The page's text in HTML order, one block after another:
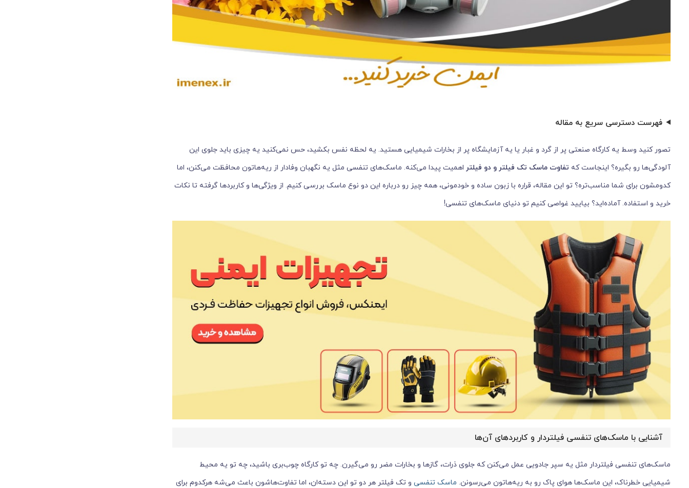
فهرست دسترسی سریع به مقاله
تصور کنید وسط یه کارگاه صنعتی پر از گرد و غبار یا یه آزمایشگاه پر از بخارات شیمیایی هستید. یه لحظه نفس بکشید، حس نمی‌کنید یه چیزی باید جلوی این
آلودگی‌ها رو بگیره؟ اینجاست که تفاوت ماسک تک فیلتر و دو فیلتر اهمیت پیدا می‌کنه. ماسک‌های تنفسی مثل یه نگهبان وفادار از ریه‌هاتون محافظت می‌کنن، اما
کدومشون برای شما مناسب‌تره؟ تو این مقاله، قراره با زبون ساده و خودمونی، همه چیز رو درباره این دو نوع ماسک بررسی کنیم. از ویژگی‌ها و کاربردها گرفته تا نکات
خرید و استفاده. آماده‌اید؟ بیایید غواصی کنیم تو دنیای ماسک‌های تنفسی!
آشنایی با ماسک‌های تنفسی فیلتردار و کاربردهای آن‌ها
ماسک‌های تنفسی فیلتردار مثل یه سپر جادویی عمل می‌کنن که جلوی ذرات، گازها و بخارات مضر رو می‌گیرن. چه تو کارگاه چوب‌بری باشید، چه تو یه محیط
شیمیایی خطرناک، این ماسک‌ها هوای پاک رو به ریه‌هاتون می‌رسونن. ماسک تنفسی و تک فیلتر هر دو تو این دسته‌ان، اما تفاوت‌هاشون باعث می‌شه هرکدوم برای